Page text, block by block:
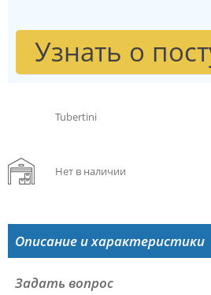
Узнать о
Tubertini
Нет в наличии
Описание и характеристики
Задать вопрос